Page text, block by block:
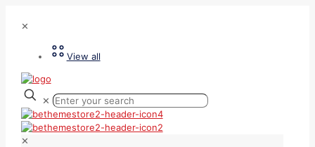
✕
View all
✕
✕